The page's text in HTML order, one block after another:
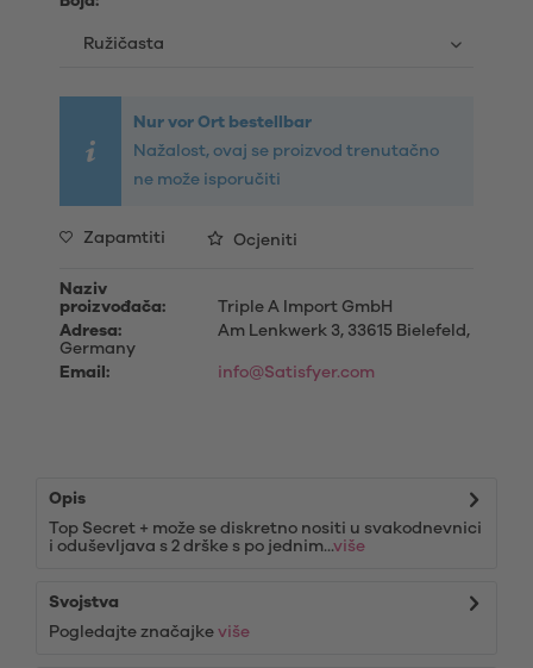
Nur vor Ort bestellbar
Nažalost, ovaj se proizvod trenutačno
ne može isporučiti
Zapamtiti Ocjeniti
Naziv
proizvođača:
Triple A Import GmbH
Adresa:
Am Lenkwerk 3, 33615 Bielefeld,
Germany
Email:
info@Satisfyer.com
Opis
Top Secret + može se diskretno nositi u svakodnevnici
i oduševljava s 2 drške s po jednim...više
Svojstva
Pogledajte značajke više